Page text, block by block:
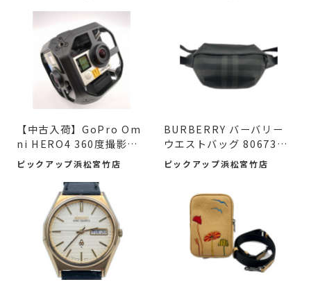
【中古入荷】GoPro Om
ni HERO4 360度撮影カ
メラで、新たな映...
ピックアップ浜松宮竹店
BURBERRY バーバリー
ウエストバッグ 8067398
ボディバッグが...
ピックアップ浜松宮竹店